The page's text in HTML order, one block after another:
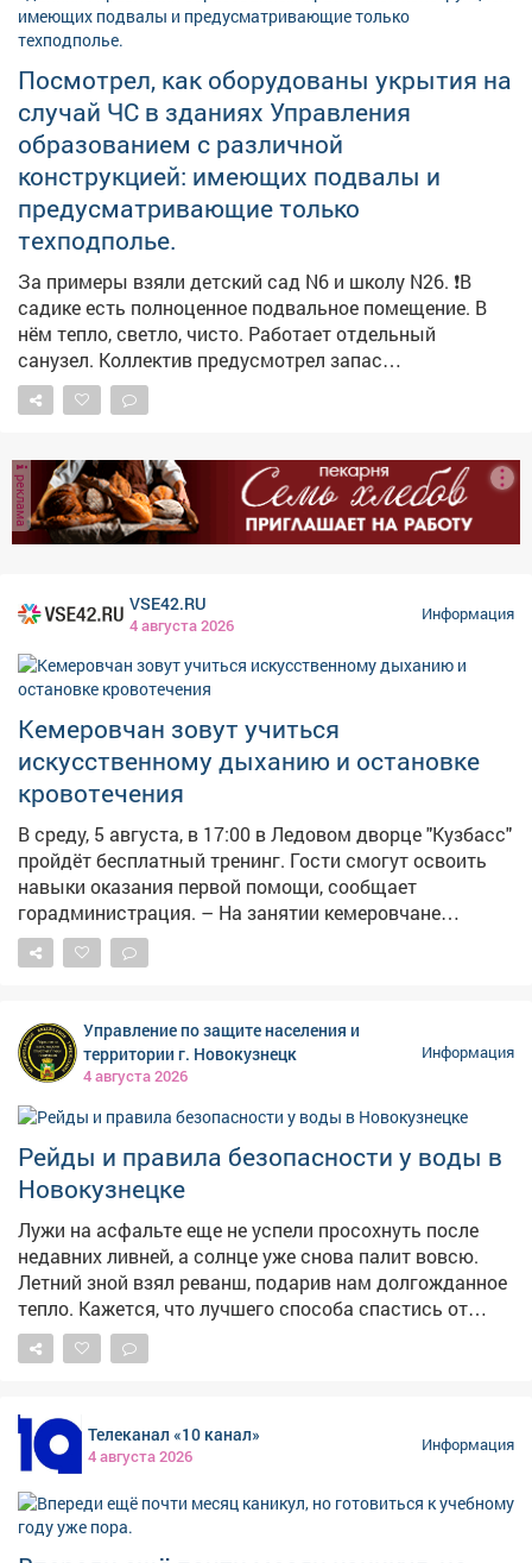
Посмотрел, как оборудованы укрытия на
случай ЧС в зданиях Управления
образованием с различной
конструкцией: имеющих подвалы и
предусматривающие только
техподполье.
За примеры взяли детский сад N6 и школу N26. ❗️В
садике есть полноценное подвальное помещение. В
нём тепло, светло, чисто. Работает отдельный
санузел. Коллектив предусмотрел запас
медикаментов, воды и продуктов долгого хранения.
Здесь могут укрыться не только дети и педагоги, но и
указатели! ❗️Здание школы №26 как раз не
предусматривает подвал. Поэтому пункты укрытия
оборудовали в помещениях без окон с несущими
стенами. Такие места называем «остров
мест для укрытия продолжаем. Полный список точек
безопасности можно найти на карте заглубленных и
Кузбасса: https://clck.su/hEGfq
реклама
VSE42.RU
4 августа 2026
Информация
Кемеровчан зовут учиться
искусственному дыханию и остановке
кровотечения
В среду, 5 августа, в 17:00 в Ледовом дворце "Кузбасс"
пройдёт бесплатный тренинг. Гости смогут освоить
навыки оказания первой помощи, сообщает
горадминистрация. – На занятии кемеровчане
отработают сердечно-лёгочную реанимацию, помощь
при кровотечениях, удушье и потери сознания, а также
(вход со стороны гостиницы "Лёд"), участие
бесплатное. Напомним, власти велели массово
укрытиях на случай воздушной атаки. Также две
недели назад сообщалось , что минздраву Кузбасса,
департаменту по чрезвычайным ситуациям, главам
муниципальных образований и министерству
образования поручили срочно организовать обучение
граждан первой помощи.
Управление по защите населения и
территории г. Новокузнецк
4 августа 2026
Информация
Рейды и правила безопасности у воды в
Новокузнецке
Лужи на асфальте еще не успели просохнуть после
недавних ливней, а солнце уже снова палит вовсю.
Летний зной взял реванш, подарив нам долгожданное
тепло. Кажется, что лучшего способа спастись от
духоты, чем окунуться в прохладную воду Томи или
одного из городских карьеров, просто не найти.
повышенного риска 🌊 Безопасность на воде - наша
главная задача! 🛡️ Администрация города и Защита
населения и территории проводят масштабную
профилактическую работу, особенно с детьми и
молодёжью Итоги рейдов: 🔹Новоильинский:
проверены озера на пр. Авиаторов, в 24 квартале
Телеканал «10 канал»
4 августа 2026
Информация